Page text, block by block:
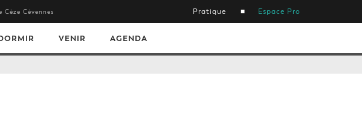
Cévennes Pratique Espace Pro
VENIR AGENDA